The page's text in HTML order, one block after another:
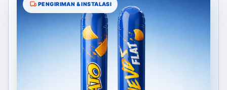
PENGIRIMAN & INSTALASI